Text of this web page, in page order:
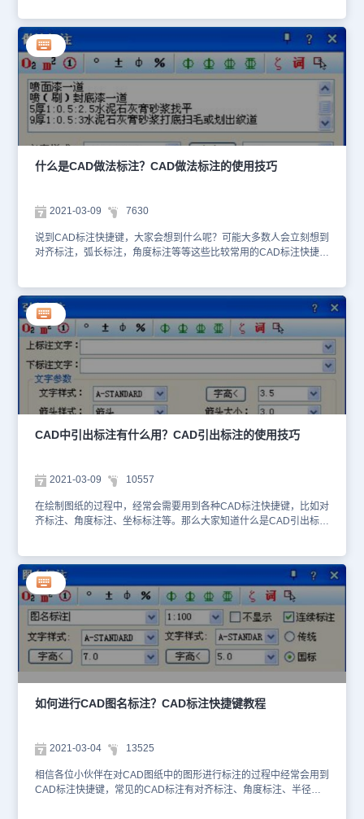
给排水软件跟着小编一起操作一遍就可以了解CAD标注快捷键中箭头
引注了。
坐标标注的使用技巧：CAD标注快捷键在绘图过程中经常会用到，浩
辰CAD给排水软件中坐标标注命令主要用于在总平面图上标注测量坐
标或者施工坐标，取值根据世界坐标或者当前用户坐标UCS。下面介
绍具体的操作步骤：首先打开浩辰CAD给排水软件，然后找到并点击
菜单位置：[建筑设计]→ [符号标注] → [坐标标注] 。单击菜单命令
后，命令行提示： 当前绘图单位:mm,标注单位:M;以世界坐标取值;北
向角度 90 度 请点取标注点或[设置(S)]:我们首先要了解当前图形中的
绘图单位是否毫米，如果图形中绘图单 位是米，图形的当前坐标原
点和方向是否与设计坐标系统一致； 如果有不一致之处，需要键入 S
设置绘图单位、设置坐标方向和坐标基准点，设置坐标标注对话框如
下图所示：坐标取值可以从世界坐标系或用户坐标系 UCS 中任意选
以 UCS 命令把当前图形设为要选择使用的 UCS(因为 UCS 可以有多
个)，当前如果为世 界坐标系时，坐标取值与世界坐标系一致； 按照
《总图制图标准》2.4.1 条的规定，南北向的坐标为 X(A)，东西方向
坐标为 Y（B），与建筑绘图习 惯使用的 XOY 坐标系是相反的； 如
方向不是图纸上方，单击“北向角度＜” 给出正北方向； 使用 UCS 标
注的CAD标注快捷键坐标符号使用颜色为青色，区别于使用世界坐标
标注的坐标符号，在同一 DWG 图中 不得使用两种坐标系统进行坐标
标注。 在其中单击下拉列表设置绘图单位是 M，标注单位也是 M，
单击“确定”按钮返回命令行：当前绘图单位: M,标注单位:M;以世界坐
标取值;北向角度 90 度；请点取标注点或[设置(S)]＜退出＞:点取标注
标注点；点取坐标标注方向: 拖动点取确定坐标标注方向；勾选“固定
角度”复选框后，坐标引线会按鼠标拖动的方向，倾斜给定角度。请
已知坐标基准点的图形，我们在对话框中单击“设置坐标系＜”进行设
点坐标值； (注意坐标应使用本图绘图单位，米单位图键入
取标注点或 [设置(S)] ＜退出＞: 点取其他标注点进行标注。以上就是
小编给各位CAD制图初学入门小伙伴介绍的关于CAD标注快捷键中
以访问浩辰CAD软件官网CAD下载中心免费安装试用正版国产CAD
软件来和小编一起操作看看。
什么是CAD做法标注？CAD做法标注的使用技巧
2021-03-09 7630
说到CAD标注快捷键，大家会想到什么呢？可能大多数人会立刻想到
对齐标注，弧长标注，角度标注等等这些比较常用的CAD标注快捷
巧吧。什么是CAD做法标注？CAD软件中有很多的CAD标注快捷，
大部分人了解的都是常用的一些的CAD标注快捷键，对于浩辰CAD
给排水软件中做法标注并不是很了解。CAD做法标注命令用于在施工
图纸上标注工程的材料做法，通过专业词库可调入北方地区常用的
88J1-X1(2000 版)的墙面、地面、楼面、顶棚和屋面标准做法。提供
了多行文字的做法标注文字，每一条做法说明都可以按需要的宽度拖
动为多行，还增加了多行文字位置和宽度的控制夹点。CAD做法标注
的使用技巧：首先打开浩辰CAD给排水软件，然后依次点击菜单位
置：[建筑设计]→ [符号标注] → [做法标注]。执行命令后即可调出
【做法标注】对话框。如下图所示：CAD做法标注对话框控件说明：
其他控件的功能与【引出标注】命令相同。光标进入“多行编辑框”后
注。在对话框中编辑好标注内容及其形式后，按命令行提示取点标
注：请给出标注第一点<退出>: 点取标注引线上的第一点请给出标注
第二点<退出>: 点取标注引线上的转折点请给出文字线方向和长度<
退出>: 拉伸文字基线的末端定点，退出。以上就是今天小编给各位小
官网教程专区查看更多CAD标注快捷键相关的教程！
CAD中引出标注有什么用？CAD引出标注的使用技巧
2021-03-09 10557
在绘制图纸的过程中，经常会需要用到各种CAD标注快捷键，比如对
齐标注、角度标注、坐标标注等。那么大家知道什么是CAD引出标注
技巧吧！CAD引出标注的使用技巧：CAD标注快捷键在CAD制图过
程中经常会用到，浩辰CAD给排水软件中引出标注主要用于对多个标
注点进行说明性的文字标注，自动按端点对齐文字，具有拖动自动跟
随的特性，默认是单行文字，需要标注多行文字时在特性栏中切换。
下面给大家分享一下具体的使用步骤：首先打开浩辰CAD给排水软
件，然后依次点击菜单位置：[建筑设计]→ [符号标注] → [引出标
注]。执行命令后即可调出【引出标注】对话框。如下图所示：CAD
引出标注对话框空间说明如下图所示：在对话框中编辑好标注内容及
其形式后，按命令行提示取点标注：请给出标注第一点<退出>: 点取
标注引线上的第一点输入引线位置<退出>: 点取文字基线上的第一点
点取文字基线位置<退出>: 取文字基线上的结束点输入其他的标注点
结束双击文字进入在位编辑状态，双击其他地方进入对象编辑框，如
下图所示；与引出标注对话框所不同的是下面多了“增加标注点<”按
钮，单击该按钮可进入图形添加引出线与标注点。上述CAD教程中小
编给大家整理了国产CAD软件——浩辰CAD给排水软件中CAD标注
如何进行CAD图名标注？CAD标注快捷键教程
2021-03-04 13525
相信各位小伙伴在对CAD图纸中的图形进行标注的过程中经常会用到
CAD标注快捷键，常见的CAD标注有对齐标注、角度标注、半径标